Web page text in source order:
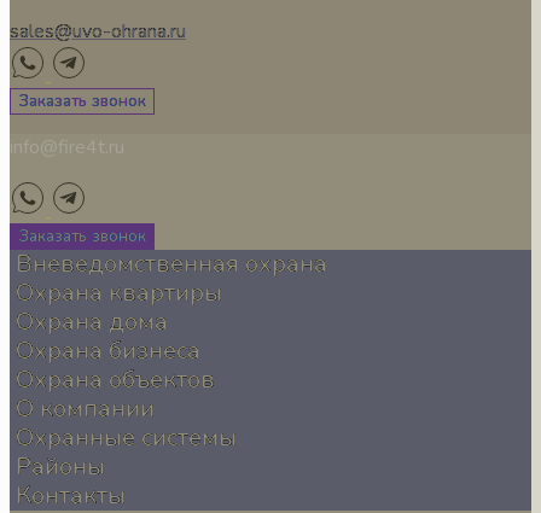
sales@uvo-ohrana.ru
Заказать звонок
info@fire4t.ru
Заказать звонок
Вневедомственная охрана
Охрана квартиры
Охрана дома
Охрана бизнеса
Охрана объектов
О компании
Охранные системы
Районы
Контакты